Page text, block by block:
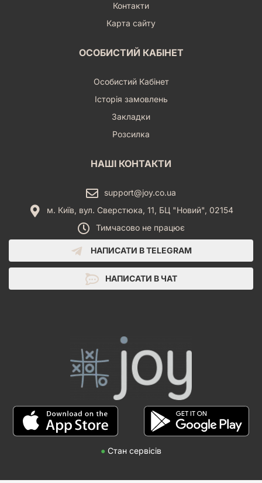
Контакти
Карта сайту
ОСОБИСТИЙ КАБІНЕТ
Особистий Кабінет
Історія замовлень
Закладки
Розсилка
НАШІ КОНТАКТИ
support@joy.co.ua
м. Київ, вул. Сверстюка, 11, БЦ "Новий", 02154
Тимчасово не працює
НАПИСАТИ В TELEGRAM
НАПИСАТИ В ЧАТ
● Стан сервісів